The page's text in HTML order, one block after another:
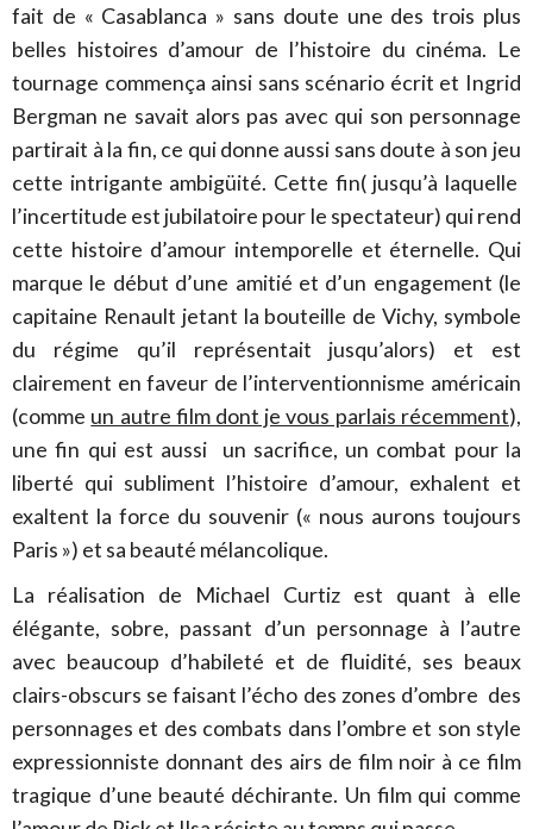
fait de « Casablanca » sans doute une des trois plus
belles histoires d’amour de l’histoire du cinéma. Le
tournage commença ainsi sans scénario écrit et Ingrid
Bergman ne savait alors pas avec qui son personnage
partirait à la fin, ce qui donne aussi sans doute à son jeu
cette intrigante ambigüité. Cette fin( jusqu’à laquelle
l’incertitude est jubilatoire pour le spectateur) qui rend
cette histoire d’amour intemporelle et éternelle. Qui
marque le début d’une amitié et d’un engagement (le
capitaine Renault jetant la bouteille de Vichy, symbole
du régime qu’il représentait jusqu’alors) et est
clairement en faveur de l’interventionnisme américain
(comme un autre film dont je vous parlais récemment),
une fin qui est aussi un sacrifice, un combat pour la
liberté qui subliment l’histoire d’amour, exhalent et
exaltent la force du souvenir (« nous aurons toujours
Paris ») et sa beauté mélancolique.
La réalisation de Michael Curtiz est quant à elle
élégante, sobre, passant d’un personnage à l’autre
avec beaucoup d’habileté et de fluidité, ses beaux
clairs-obscurs se faisant l’écho des zones d’ombre des
personnages et des combats dans l’ombre et son style
expressionniste donnant des airs de film noir à ce film
tragique d’une beauté déchirante. Un film qui comme